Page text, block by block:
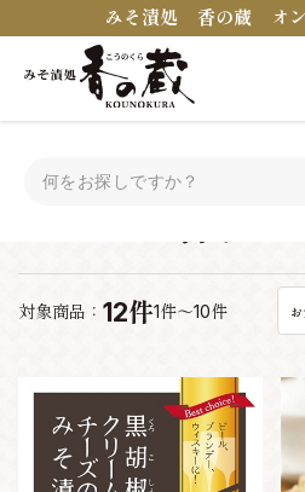
みそ漬処 香の蔵 オン
対象商品： 12件1件～10件